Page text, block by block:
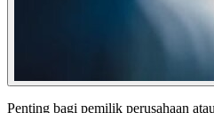
Penting bagi pemilik perusahaan